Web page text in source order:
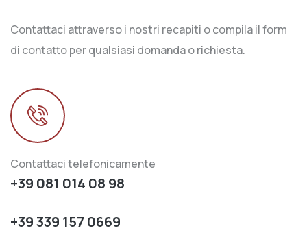
Contattaci attraverso i nostri recapiti o compila il form
di contatto per qualsiasi domanda o richiesta.
Contattaci telefonicamente
+39 081 014 08 98
+39 339 157 0669